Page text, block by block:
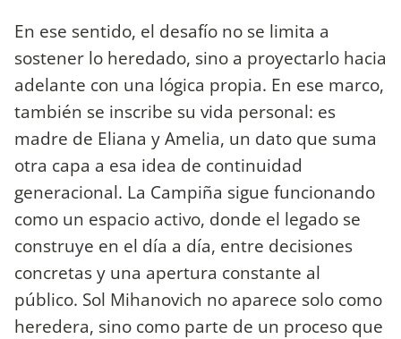
En ese sentido, el desafío no se limita a
sostener lo heredado, sino a proyectarlo hacia
adelante con una lógica propia. En ese marco,
también se inscribe su vida personal: es
madre de Eliana y Amelia, un dato que suma
otra capa a esa idea de continuidad
generacional. La Campiña sigue funcionando
como un espacio activo, donde el legado se
construye en el día a día, entre decisiones
concretas y una apertura constante al
público. Sol Mihanovich no aparece solo como
heredera, sino como parte de un proceso que